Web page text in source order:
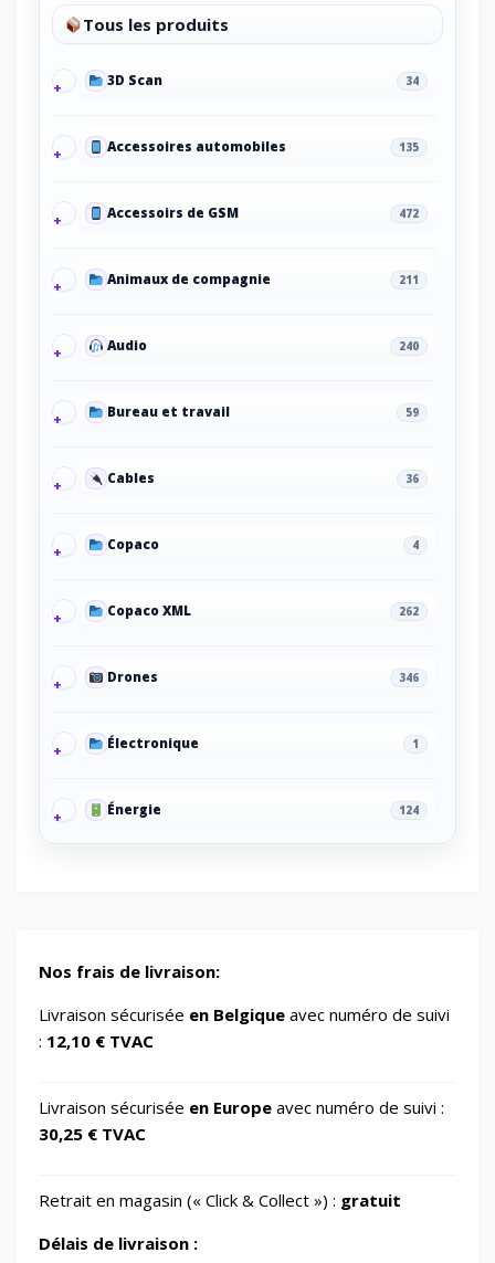
Tous les produits
3D Scan 34
Accessoires automobiles 135
Accessoirs de GSM 472
Animaux de compagnie 211
Audio 240
Bureau et travail 59
Cables 36
Copaco 4
Copaco XML 262
Drones 346
Électronique 1
Énergie 124
GSM Accessories/Tempered glass and
screen protectors/For smartwatches
1
IT Accessories/Monitor stands
Nos frais de livraison:
Livraison sécurisée en Belgique avec numéro de suivi
: 12,10 € TVAC
Livraison sécurisée en Europe avec numéro de suivi :
30,25 € TVAC
Retrait en magasin (« Click & Collect ») : gratuit
Délais de livraison :